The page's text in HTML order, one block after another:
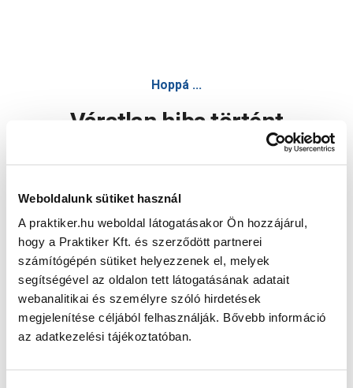
Weboldalunk sütiket használ
A praktiker.hu weboldal látogatásakor Ön hozzájárul,
hogy a Praktiker Kft. és szerződött partnerei
számítógépén sütiket helyezzenek el, melyek
segítségével az oldalon tett látogatásának adatait
webanalitikai és személyre szóló hirdetések
megjelenítése céljából felhasználják. Bővebb információ
az adatkezelési tájékoztatóban.
Hoppá ...
Váratlan hiba történt
Oldal újratöltése